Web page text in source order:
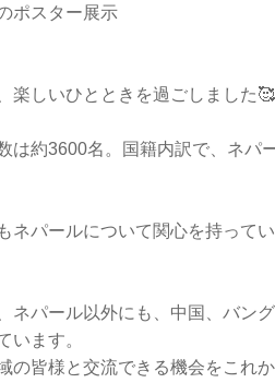
ポスター展示
楽しいひとときを過ごしました🥰
は約3600名。国籍内訳で、ネパ
ネパールについて関心を持って
ネパール以外にも、中国、バング
います。
の皆様と交流できる機会をこれ